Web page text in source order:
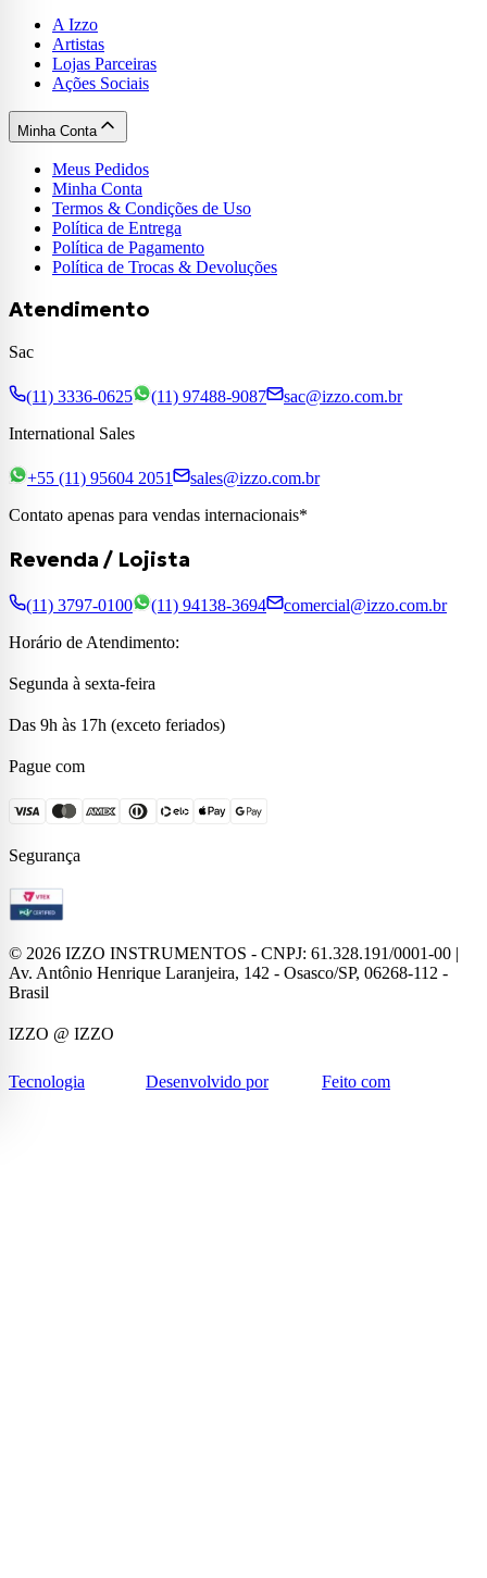
A Izzo
Artistas
Lojas Parceiras
Ações Sociais
Minha Conta
Meus Pedidos
Minha Conta
Termos & Condições de Uso
Política de Entrega
Política de Pagamento
Política de Trocas & Devoluções
Atendimento
Sac
(11) 3336-0625 (11) 97488-9087
sac@izzo.com.br
International Sales
+55 (11) 95604 2051
sales@izzo.com.br
Contato apenas para vendas internacionais*
Revenda / Lojista
(11) 3797-0100 (11) 94138-3694
comercial@izzo.com.br
Horário de Atendimento:
Segunda à sexta-feira
Das 9h às 17h (exceto feriados)
Pague com
Segurança
© 2026 IZZO INSTRUMENTOS - CNPJ: 61.328.191/0001-00 |
Av. Antônio Henrique Laranjeira, 142 - Osasco/SP, 06268-112 -
Brasil
IZZO @ IZZO
Tecnologia Desenvolvido por Feito com